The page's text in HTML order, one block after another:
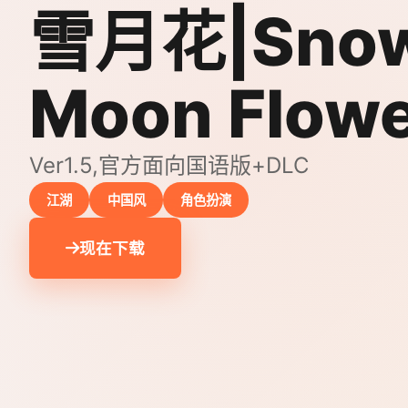
雪月花
Moon
Ver1.5,官方面向国语版+DLC
江湖 中国风 角色扮演
现在下载